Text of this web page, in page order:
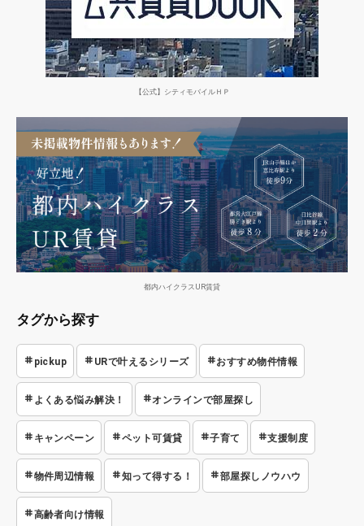
【公式】シティモバイルＨＰ
都内ハイクラスUR賃貸
タグから探す
pickup URで叶えるシリーズ おすすめ物件情報
よくある悩み解決！ オンラインで部屋探し
キャンペーン ペット可賃貸 子育て 支援制度
物件周辺情報 知って得する！ 部屋探しノウハウ
高齢者向け情報